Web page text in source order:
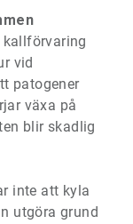
kallförvaring
vid
patogener
växa på
blir skadlig
inte att kyla
utgöra grund